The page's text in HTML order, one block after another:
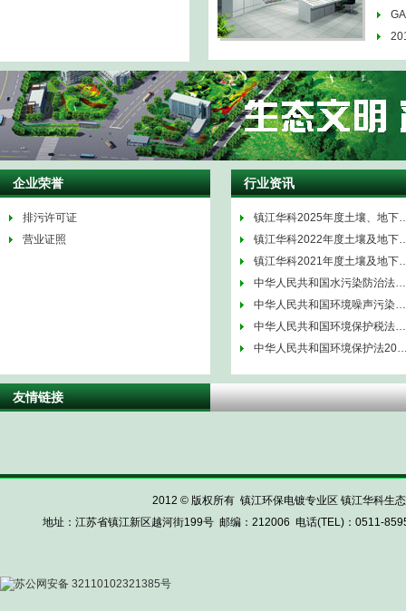
企业荣誉
排污许可证
营业证照
行业资讯
镇江华科2025年度土壤、地下
镇江华科2022年度土壤及地下
镇江华科2021年度土壤及地下
中华人民共和国水污染防治法…
中华人民共和国环境噪声污染…
中华人民共和国环境保护税法…
中华人民共和国环境保护法
友情链接
2012 © 版权所有 镇江环保电镀专业区 镇江华科生
地址：江苏省镇江新区越河街199号 邮编：212006 电话(TEL)：0511-
苏公网安备 32110102321385号